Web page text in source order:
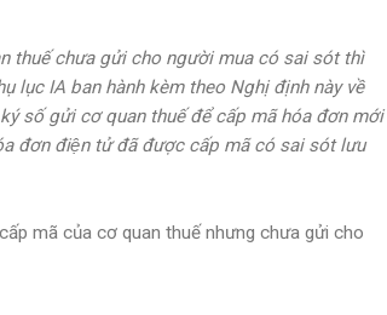
thuế chưa gửi cho người mua có sai sót thì
lục IA ban hành kèm theo Nghị định này về
số gửi cơ quan thuế để cấp mã hóa đơn mới
đơn điện tử đã được cấp mã có sai sót lưu
mã của cơ quan thuế nhưng chưa gửi cho